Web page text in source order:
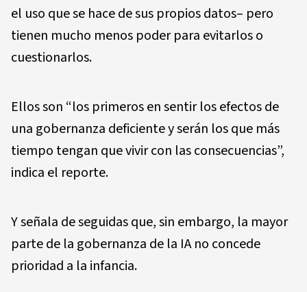
el uso que se hace de sus propios datos– pero
tienen mucho menos poder para evitarlos o
cuestionarlos.
Ellos son “los primeros en sentir los efectos de
una gobernanza deficiente y serán los que más
tiempo tengan que vivir con las consecuencias”,
indica el reporte.
Y señala de seguidas que, sin embargo, la mayor
parte de la gobernanza de la IA no concede
prioridad a la infancia.